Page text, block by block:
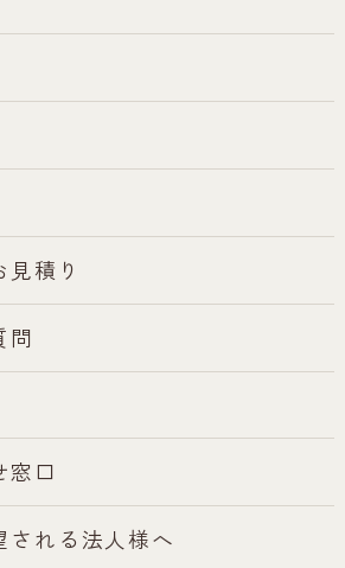
見積り
問
窓口
される法人様へ